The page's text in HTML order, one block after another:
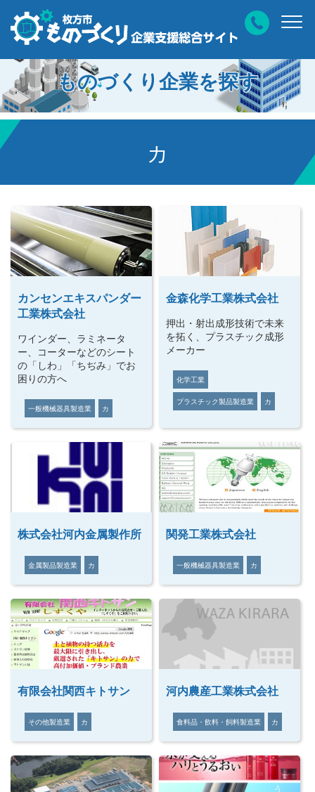
ものづくり企業を探す
カ
カンセンエキスパンダー
工業株式会社
ワインダー、ラミネータ
ー、コーターなどのシート
の「しわ」「ちぢみ」でお
困りの方へ
一般機械器具製造業 カ
金森化学工業株式会社
押出・射出成形技術で未来
を拓く、プラスチック成形
メーカー
化学工業
プラスチック製品製造業 カ
株式会社河内金属製作所
金属製品製造業 カ
関発工業株式会社
一般機械器具製造業 カ
有限会社関西キトサン
その他製造業 カ
河内農産工業株式会社
食料品・飲料・飼料製造業 カ